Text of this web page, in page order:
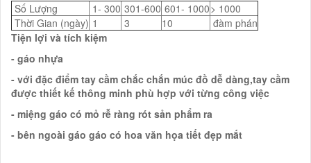
Số Lượng
1- 300 301-600 601- 1000> 1000
Thời Gian (ngày) 1 3 10
đàm phán
Tiện lợi và tích kiệm
- gáo nhựa
- với đặc điểm tay cầm chắc chắn múc đồ dễ dàng,tay cầm
được thiết kế thông minh phù hợp với từng công việc
- miệng gáo có mỏ rễ ràng rót sản phẩm ra
- bên ngoài gáo gáo có hoa văn họa tiết đẹp mắt